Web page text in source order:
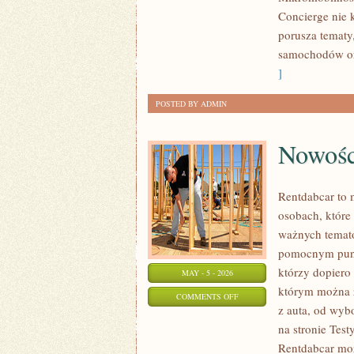
Concierge nie
porusza
samochodów
]
POSTED BY ADMIN
MAY - 5 - 2026
COMMENTS OFFON
Rentdabcar to
osobach,
ważnych
pomocnym
którzy dopiero
którym można
z auta, od
na stronie
Rentdabcar